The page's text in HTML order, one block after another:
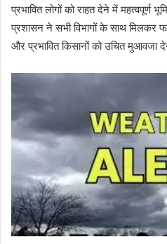
प्रभावित लोगों को राहत देने में महत्वपूर्ण
प्रशासन ने सभी विभागों के साथ
और प्रभावित किसानों को उचित मुआवजा